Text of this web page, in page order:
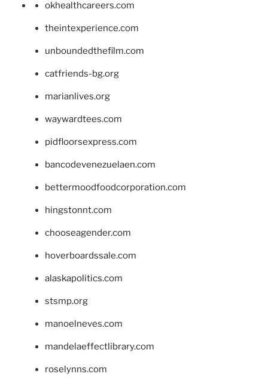
okhealthcareers.com
theintexperience.com
unboundedthefilm.com
catfriends-bg.org
marianlives.org
waywardtees.com
pidfloorsexpress.com
bancodevenezuelaen.com
bettermoodfoodcorporation.com
hingstonnt.com
chooseagender.com
hoverboardssale.com
alaskapolitics.com
stsmp.org
manoelneves.com
mandelaeffectlibrary.com
roselynns.com